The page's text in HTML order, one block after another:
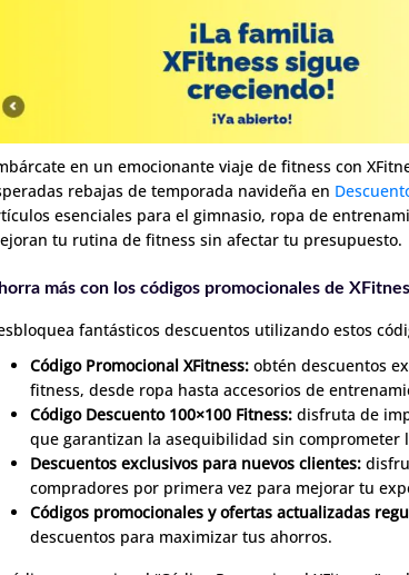
en un emocionante viaje de fitness con
rebajas de temporada navideña en
esenciales para el gimnasio, ropa de
tu rutina de fitness sin afectar tu presupuesto.
más con los códigos promocionales de
fantásticos descuentos utilizando estos
Código Promocional XFitness: obtén descuentos
fitness, desde ropa hasta accesorios de
Código Descuento 100×100 Fitness: disfruta de
que garantizan la asequibilidad sin comprometer
Descuentos exclusivos para nuevos clientes:
compradores por primera vez para mejorar tu
Códigos promocionales y ofertas actualizadas
descuentos para maximizar tus ahorros.